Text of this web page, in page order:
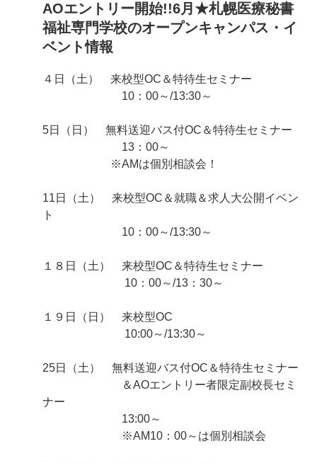
AOエントリー開始!!6月★札幌医療秘書
福祉専門学校のオープンキャンパス・イ
ベント情報
４日（土） 来校型OC＆特待生セミナー
10：00～/13:30～
5日（日） 無料送迎バス付OC＆特待生セミナー
13：00～
※AMは個別相談会！
11日（土） 来校型OC＆就職＆求人大公開イベン
ト
10：00～/13:30～
１８日（土） 来校型OC＆特待生セミナー
10：00～/13：30～
１９日（日） 来校型OC
10:00～/13:30～
25日（土） 無料送迎バス付OC＆特待生セミナー
＆AOエントリー者限定副校長セミ
ナー
13:00～
※AM10：00～は個別相談会